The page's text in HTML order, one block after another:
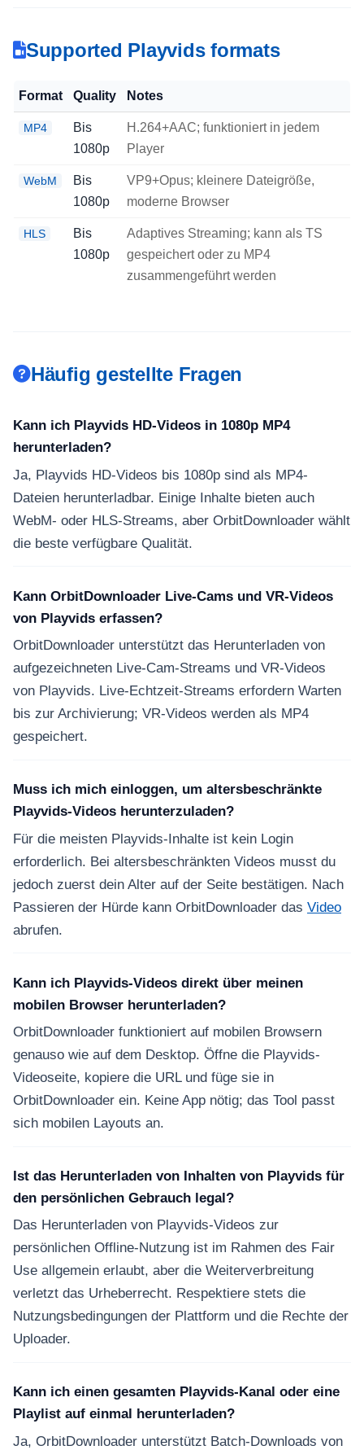
Supported Playvids formats
Format Quality Notes
MP4
Bis
1080p
H.264+AAC; funktioniert in jedem
Player
WebM
Bis
1080p
VP9+Opus; kleinere Dateigröße,
moderne Browser
HLS
Bis
1080p
Adaptives Streaming; kann als TS
gespeichert oder zu MP4
zusammengeführt werden
Häufig gestellte Fragen
Kann ich Playvids HD-Videos in 1080p MP4
herunterladen?
Ja, Playvids HD-Videos bis 1080p sind als MP4-
Dateien herunterladbar. Einige Inhalte bieten auch
WebM- oder HLS-Streams, aber OrbitDownloader wählt
die beste verfügbare Qualität.
Kann OrbitDownloader Live-Cams und VR-Videos
von Playvids erfassen?
OrbitDownloader unterstützt das Herunterladen von
aufgezeichneten Live-Cam-Streams und VR-Videos
von Playvids. Live-Echtzeit-Streams erfordern Warten
bis zur Archivierung; VR-Videos werden als MP4
gespeichert.
Muss ich mich einloggen, um altersbeschränkte
Playvids-Videos herunterzuladen?
Für die meisten Playvids-Inhalte ist kein Login
erforderlich. Bei altersbeschränkten Videos musst du
jedoch zuerst dein Alter auf der Seite bestätigen. Nach
Passieren der Hürde kann OrbitDownloader das Video
abrufen.
Kann ich Playvids-Videos direkt über meinen
mobilen Browser herunterladen?
OrbitDownloader funktioniert auf mobilen Browsern
genauso wie auf dem Desktop. Öffne die Playvids-
Videoseite, kopiere die URL und füge sie in
OrbitDownloader ein. Keine App nötig; das Tool passt
sich mobilen Layouts an.
Ist das Herunterladen von Inhalten von Playvids für
den persönlichen Gebrauch legal?
Das Herunterladen von Playvids-Videos zur
persönlichen Offline-Nutzung ist im Rahmen des Fair
Use allgemein erlaubt, aber die Weiterverbreitung
verletzt das Urheberrecht. Respektiere stets die
Nutzungsbedingungen der Plattform und die Rechte der
Uploader.
Kann ich einen gesamten Playvids-Kanal oder eine
Playlist auf einmal herunterladen?
Ja, OrbitDownloader unterstützt Batch-Downloads von